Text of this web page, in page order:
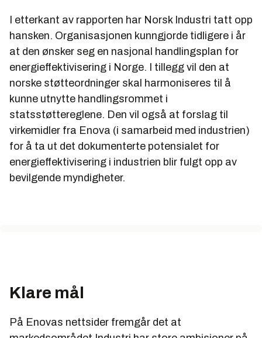
I etterkant av rapporten har Norsk Industri tatt opp
hansken. Organisasjonen kunngjorde tidligere i år
at den ønsker seg en nasjonal handlingsplan for
energieffektivisering i Norge. I tillegg vil den at
norske støtteordninger skal harmoniseres til å
kunne utnytte handlingsrommet i
statsstøttereglene. Den vil også at forslag til
virkemidler fra Enova (i samarbeid med industrien)
for å ta ut det dokumenterte potensialet for
energieffektivisering i industrien blir fulgt opp av
bevilgende myndigheter.
Klare mål
På Enovas nettsider fremgår det at